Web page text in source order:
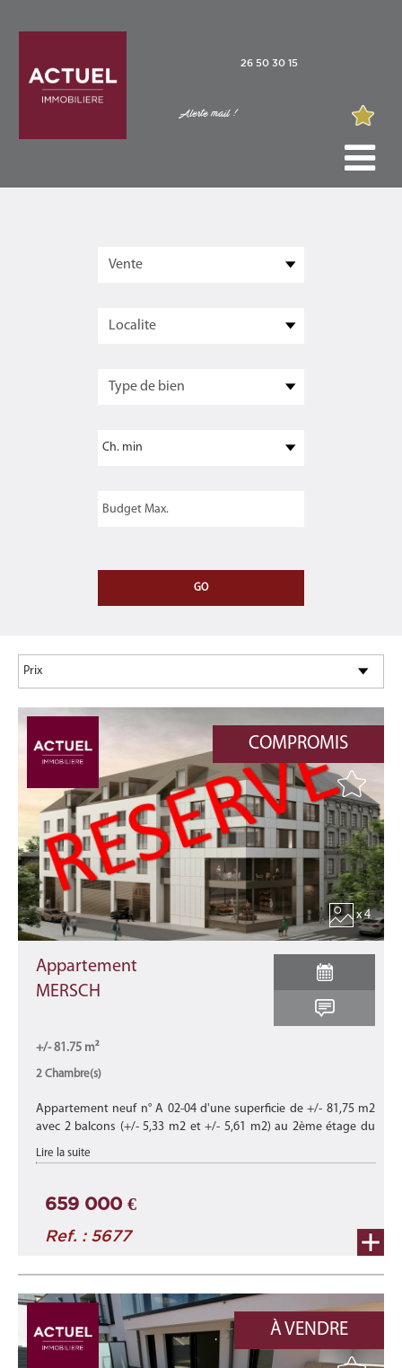
26 50 30 15
Alerte mail !
COMPROMIS
x 4
Appartement
MERSCH
+/- 81.75 m²
2 Chambre(s)
Appartement neuf n° A 02-04 d'une superficie de +/- 81,75 m2
avec 2 balcons (+/- 5,33 m2 et +/- 5,61 m2) au 2ème étage du
bâtiment B de cette nouvelle résidence "CHARLOTTE"
composée de 15 appart ...
Lire la suite
659 000 €
Ref. : 5677
À VENDRE